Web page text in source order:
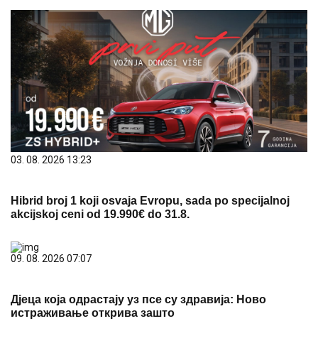
03. 08. 2026 13:23
Hibrid broj 1 koji osvaja Evropu, sada po specijalnoj
akcijskoj ceni od 19.990€ do 31.8.
09. 08. 2026 07:07
Дјеца која одрастају уз псе су здравија: Ново
истраживање открива зашто